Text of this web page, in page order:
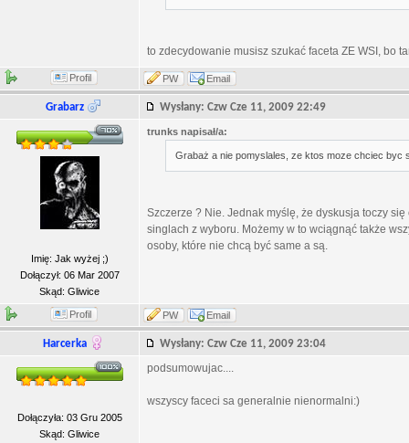
to zdecydowanie musisz szukać faceta ZE WSI, bo
Profil PW Email
Grabarz Wysłany: Czw Cze 11, 2009 22:49
Imię: Jak wyżej ;)
Dołączył: 06 Mar 2007
Skąd: Gliwice
trunks napisał/a:
Grabaż a nie pomyslales, ze ktos moze chciec byc
Szczerze ? Nie. Jednak myślę, że dyskusja toczy
singlach z wyboru. Możemy w to wciągnąć także
osoby, które nie chcą być same a są.
Profil PW Email
Harcerka Wysłany: Czw Cze 11, 2009 23:04
Dołączyła: 03 Gru 2005
Skąd: Gliwice
podsumowujac....
wszyscy faceci sa generalnie nienormalni:)